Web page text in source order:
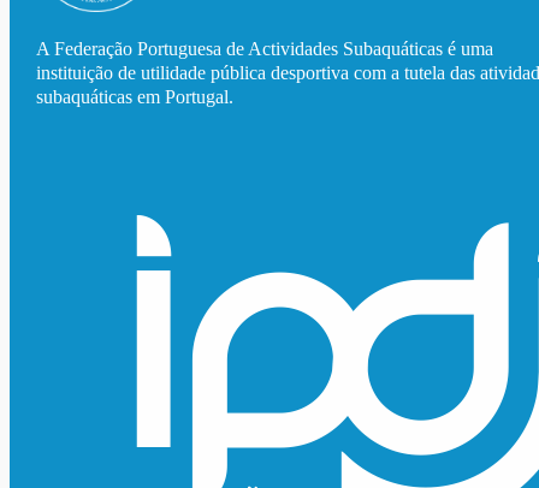
A Federação Portuguesa de Actividades Subaquáticas é uma
instituição de utilidade pública desportiva com a tutela das
subaquáticas em Portugal.